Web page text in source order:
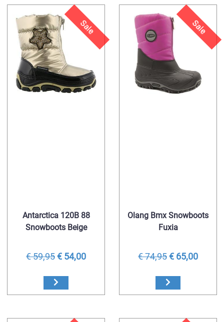
Sale
Antarctica 120B 88
Snowboots Beige
€ 59,95€ 54,00
Sale
Olang Bmx Snowboots
Fuxia
€ 74,95€ 65,00